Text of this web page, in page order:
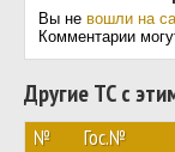
Вы не вошли на
Комментарии
Другие ТС с
№ Гос.№